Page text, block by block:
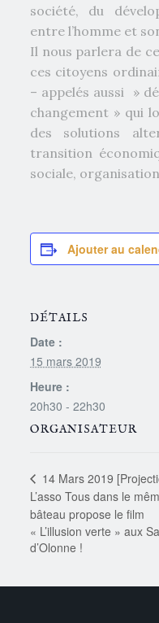
société, du
entre l’homme et
Il nous parlera de
ces citoyens
– appelés aussi »
changement » qui
des solutions
transition
sociale,
Ajouter au
DÉTAILS
Date :
15 mars 2019
Heure :
20h30 - 22h30
ORGANISATEUR
14 Mars 2019
L’asso Tous dans le
bâteau propose le film
« L’illusion verte » aux
d’Olonne !